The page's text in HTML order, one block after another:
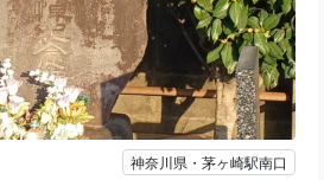
神奈川県・茅ヶ崎駅南口